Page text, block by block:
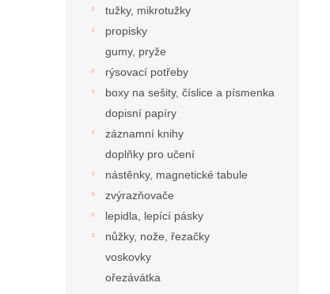
tužky, mikrotužky
propisky
gumy, pryže
rýsovací potřeby
boxy na sešity, číslice a písmenka
dopisní papíry
záznamní knihy
doplňky pro učení
nástěnky, magnetické tabule
zvýrazňovače
lepidla, lepící pásky
nůžky, nože, řezačky
voskovky
ořezávátka